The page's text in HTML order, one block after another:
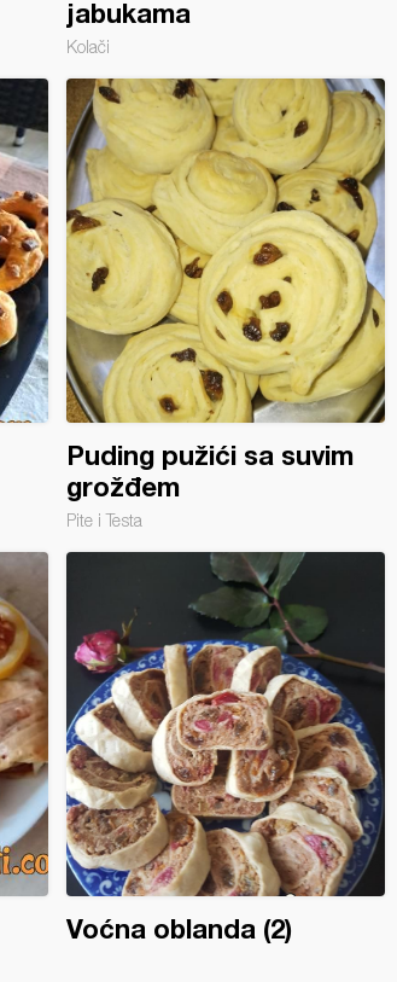
jabukama
Kolači
Puding pužići sa suvim
grožđem
Pite i Testa
Voćna oblanda (2)